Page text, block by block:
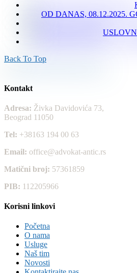
OD DANAS, 08.12.2025.
Back To Top
Kontakt
Adresa: Živka Davidovića 73,
Beograd 11050
Tel: +38163 194 00 63
Email: office@advokat-antic.rs
Matični broj: 57361859
PIB: 112205966
Korisni linkovi
Početna
O nama
Usluge
Naš tim
Novosti